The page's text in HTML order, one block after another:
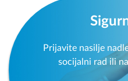
Prijavite nasilje
socijalni rad ili